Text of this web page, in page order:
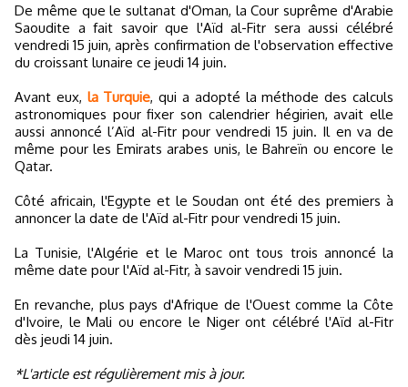
De même que le sultanat d'Oman, la Cour suprême d'Arabie
Saoudite a fait savoir que l'Aïd al-Fitr sera aussi célébré
vendredi 15 juin, après confirmation de l'observation effective
du croissant lunaire ce jeudi 14 juin.
Avant eux, la Turquie, qui a adopté la méthode des calculs
astronomiques pour fixer son calendrier hégirien, avait elle
aussi annoncé l’Aïd al-Fitr pour vendredi 15 juin. Il en va de
même pour les Emirats arabes unis, le Bahreïn ou encore le
Qatar.
Côté africain, l'Egypte et le Soudan ont été des premiers à
annoncer la date de l'Aïd al-Fitr pour vendredi 15 juin.
La Tunisie, l'Algérie et le Maroc ont tous trois annoncé la
même date pour l'Aïd al-Fitr, à savoir vendredi 15 juin.
En revanche, plus pays d'Afrique de l'Ouest comme la Côte
d'Ivoire, le Mali ou encore le Niger ont célébré l'Aïd al-Fitr
dès jeudi 14 juin.
*L'article est régulièrement mis à jour.